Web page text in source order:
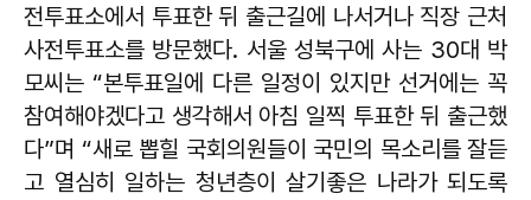
전투표소에서 투표한 뒤 출근길에 나서거나 직장 근처
사전투표소를 방문했다. 서울 성북구에 사는 30대 박
모씨는 “본투표일에 다른 일정이 있지만 선거에는 꼭
참여해야겠다고 생각해서 아침 일찍 투표한 뒤 출근했
다”며 “새로 뽑힐 국회의원들이 국민의 목소리를 잘듣
고 열심히 일하는 청년층이 살기좋은 나라가 되도록